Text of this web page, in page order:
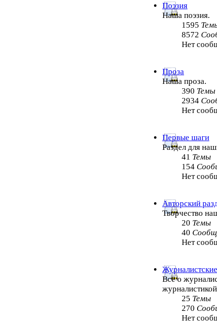
Поэзия
Наша поэзия.
1595
8572
Нет
Проза
Наша проза.
390 Темы
2934
Нет
Первые шаги
Раздел для
41 Темы
154
Нет
Авторский
Творчество
20 Темы
40
Нет
Всё о
25 Темы
270
Нет